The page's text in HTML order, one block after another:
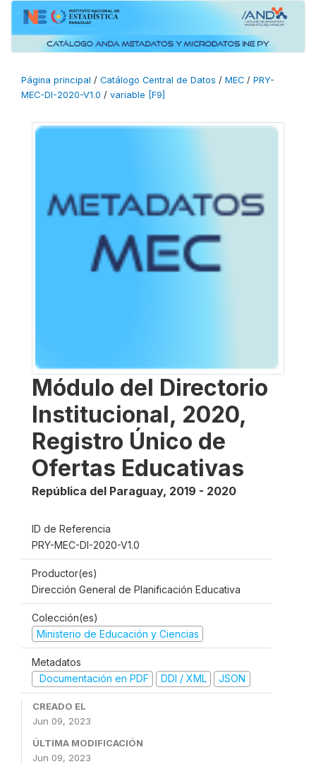
Página principal / Catálogo Central de Datos / MEC / PRY-
MEC-DI-2020-V1.0 / variable [F9]
Módulo del Directorio
Institucional, 2020,
Registro Único de
Ofertas Educativas
República del Paraguay, 2019 - 2020
ID de Referencia
PRY-MEC-DI-2020-V1.0
Productor(es)
Dirección General de Planificación Educativa
Colección(es)
Ministerio de Educación y Ciencias
Metadatos
Documentación en PDF
DDI / XML JSON
CREADO EL
Jun 09, 2023
ÚLTIMA MODIFICACIÓN
Jun 09, 2023